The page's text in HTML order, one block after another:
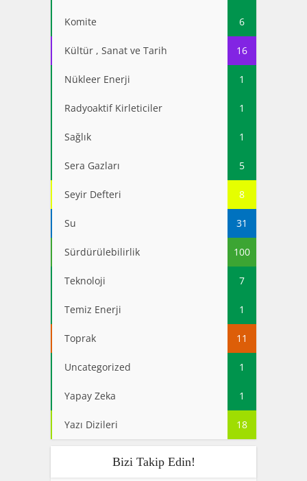
Komite 6
Kültür , Sanat ve Tarih 16
Nükleer Enerji 1
Radyoaktif Kirleticiler 1
Sağlık 1
Sera Gazları 5
Seyir Defteri 8
Su 31
Sürdürülebilirlik 100
Teknoloji 7
Temiz Enerji 1
Toprak 11
Uncategorized 1
Yapay Zeka 1
Yazı Dizileri 18
Bizi Takip Edin!